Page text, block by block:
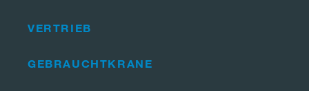
VERTRIEB
GEBRAUCHTKRANE